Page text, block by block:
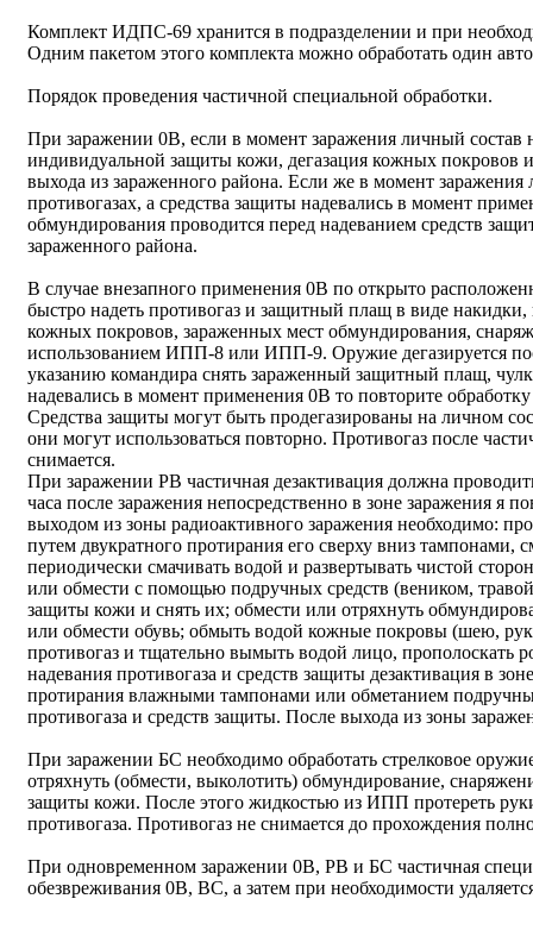
Комплект ИДПС-69 хранится в подразделении и при
Одним пакетом этого комплекта можно обработать один
Порядок проведения частичной специальной обработки.
При заражении 0В, если в момент заражения личный состав
индивидуальной защиты кожи, дегазация кожных покровов
выхода из зараженного района. Если же в момент заражения
противогазах, а средства защиты надевались в момент
обмундирования проводится перед надеванием средств
зараженного района.
В случае внезапного применения 0В по открыто
быстро надеть противогаз и защитный плащ в виде
кожных покровов, зараженных мест обмундирования,
использованием ИПП-8 или ИПП-9. Оружие дегазируется
указанию командира снять зараженный защитный плащ,
надевались в момент применения 0В то повторите
Средства защиты могут быть продегазированы на личном
они могут использоваться повторно. Противогаз после
снимается.
При заражении РВ частичная дезактивация должна
часа после заражения непосредственно в зоне заражения я
выходом из зоны радиоактивного заражения необходимо:
путем двукратного протирания его сверху вниз
периодически смачивать водой и развертывать чистой
или обмести с помощью подручных средств (веником,
защиты кожи и снять их; обмести или отряхнуть
или обмести обувь; обмыть водой кожные покровы (шею,
противогаз и тщательно вымыть водой лицо, прополоскать
надевания противогаза и средств защиты дезактивация в
протирания влажными тампонами или обметанием
противогаза и средств защиты. После выхода из зоны
При заражении БС необходимо обработать стрелковое
отряхнуть (обмести, выколотить) обмундирование,
защиты кожи. После этого жидкостью из ИПП протереть
противогаза. Противогаз не снимается до прохождения
При одновременном заражении 0В, РВ и БС частичная
обезвреживания 0В, ВС, а затем при необходимости